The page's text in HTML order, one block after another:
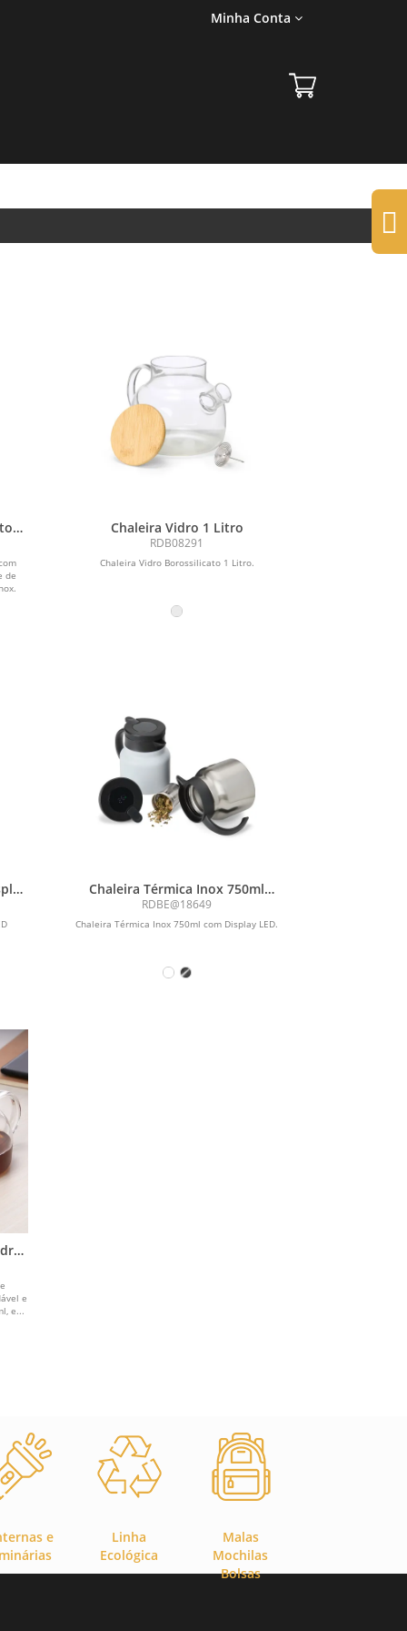
Minha Conta
de
Chaleira Vidro 1 Litro
RDB08291
Chaleira Vidro Borossilicato 1 Litro.
Chaleira Térmica Inox 750ml
com Display LED
RDBE@18649
Chaleira Térmica Inox 750ml com Display LED.
e
e...
e
Linha
Ecológica
Malas
Mochilas
Bolsas